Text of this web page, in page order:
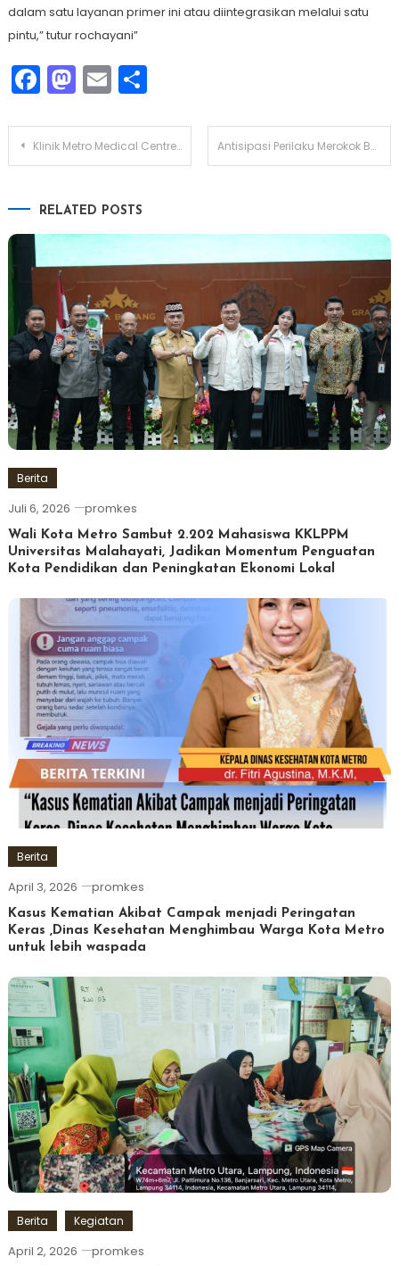
dalam satu layanan primer ini atau diintegrasikan melalui satu
pintu,” tutur rochayani”
Facebook
Mastodon
EmailShare
Navigasi
Klinik Metro Medical Centre Kota Metro Raih Paripurna dari LPA Laprida Antisipasi Perilaku Merokok Bagi Pelajar, Puskesmas Ganjar Agung Lakukan Skrining
RELATED POSTS
Berita
Juli 6, 2026 promkes
Wali Kota Metro Sambut 2.202 Mahasiswa KKLPPM
Universitas Malahayati, Jadikan Momentum Penguatan
Kota Pendidikan dan Peningkatan Ekonomi Lokal
Berita
April 3, 2026 promkes
Kasus Kematian Akibat Campak menjadi Peringatan
Keras ,Dinas Kesehatan Menghimbau Warga Kota Metro
untuk lebih waspada
Berita Kegiatan
April 2, 2026 promkes